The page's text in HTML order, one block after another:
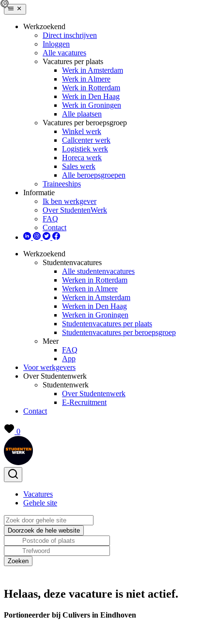
Werkzoekend
Direct inschrijven
Inloggen
Alle vacatures
Vacatures per plaats
Werk in Amsterdam
Werk in Almere
Werk in Rotterdam
Werk in Den Haag
Werk in Groningen
Alle plaatsen
Vacatures per beroepsgroep
Winkel werk
Callcenter werk
Logistiek werk
Horeca werk
Sales werk
Alle beroepsgroepen
Traineeships
Informatie
Ik ben werkgever
Over StudentenWerk
FAQ
Contact
Werkzoekend
Studentenvacatures
Alle studentenvacatures
Werken in Rotterdam
Werken in Almere
Werken in Amsterdam
Werken in Den Haag
Werken in Groningen
Studentenvacatures per plaats
Studentenvacatures per beroepsgroep
Meer
FAQ
App
Voor werkgevers
Over Studentenwerk
Studentenwerk
Over Studentenwerk
E-Recruitment
Contact
0
Vacatures
Gehele site
Helaas, deze vacature is niet actief.
Portioneerder bij Culivers in Eindhoven